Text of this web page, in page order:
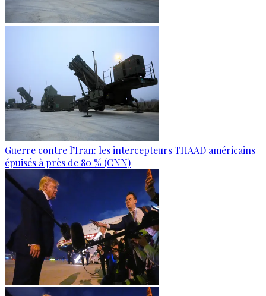
Guerre contre l’Iran: les intercepteurs THAAD américains
épuisés à près de 80 % (CNN)